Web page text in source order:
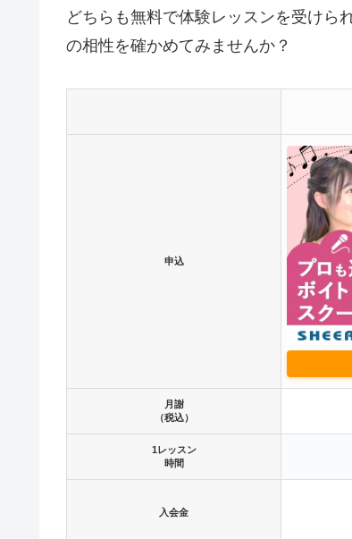
どちらも無料で体験レッスンを受けら
の相性を確かめてみませんか？
申込
月謝
（税込）
1レッスン
時間
入会金